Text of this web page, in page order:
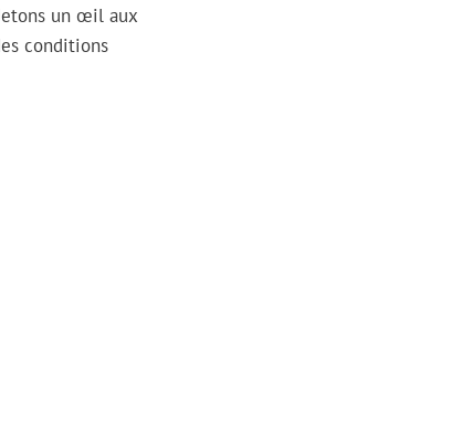
un œil aux
conditions